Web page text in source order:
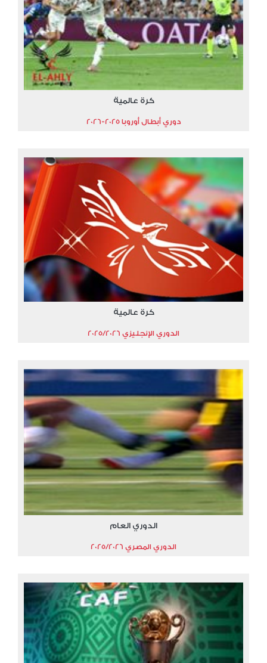
كرة عالمية
دوري أبطال أوروبا 2025-2026
كرة عالمية
الدوري الإنجليزي 2025/2026
الدوري العام
الدوري المصري 2025/2026